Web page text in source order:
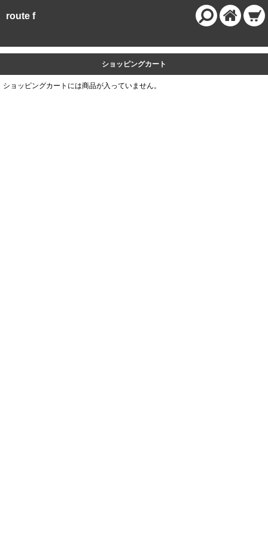
route f
ショッピングカート
ショッピングカートには商品が入っていません。